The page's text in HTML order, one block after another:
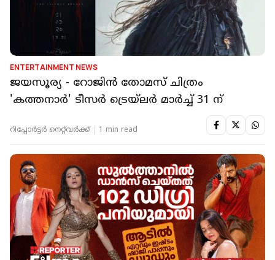
ENTERTAINMENT NEWS
ജയസൂര്യ - റോജിന്‍ തോമസ് ചിത്രം
'കത്തനാര്‍' ടീസര്‍ ട്രെയ്ലര്‍ മാര്‍ച്ച് 31 ന്
റിപ്പോർട്ടർ നെറ്റ്‌വര്‍ക്ക്‌ 1 min read